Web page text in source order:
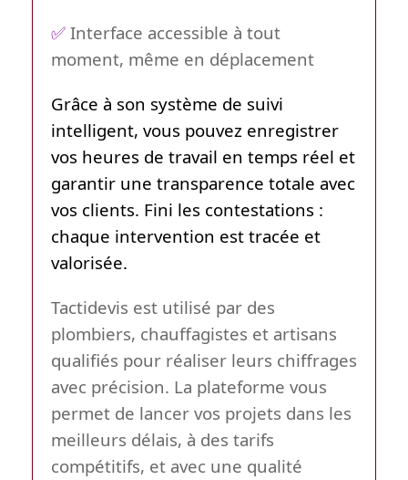
✅ Interface accessible à tout
moment, même en déplacement
Grâce à son système de suivi
intelligent, vous pouvez enregistrer
vos heures de travail en temps réel et
garantir une transparence totale avec
vos clients. Fini les contestations :
chaque intervention est tracée et
valorisée.
Tactidevis est utilisé par des
plombiers, chauffagistes et artisans
qualifiés pour réaliser leurs chiffrages
avec précision. La plateforme vous
permet de lancer vos projets dans les
meilleurs délais, à des tarifs
compétitifs, et avec une qualité